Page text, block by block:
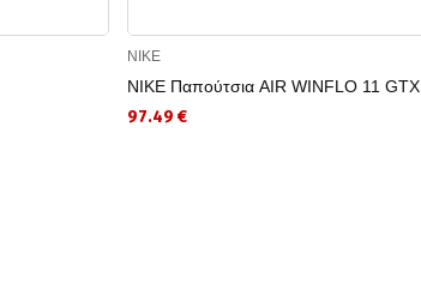
NIKE
NIKE Παπούτσια AIR WINFLO 11 GTX
97.49 €